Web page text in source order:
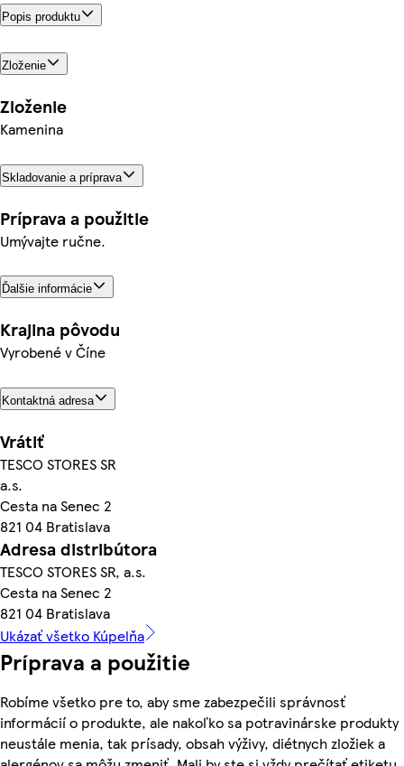
Popis produktu
Zloženie
Zloženie
Kamenina
Skladovanie a príprava
Príprava a použitie
Umývajte ručne.
Ďalšie informácie
Krajina pôvodu
Vyrobené v Číne
Kontaktná adresa
Vrátiť
TESCO STORES SR
a.s.
Cesta na Senec 2
821 04 Bratislava
Adresa distribútora
TESCO STORES SR, a.s.
Cesta na Senec 2
821 04 Bratislava
Ukázať všetko Kúpelňa
Príprava a použitie
Robíme všetko pre to, aby sme zabezpečili správnosť
informácií o produkte, ale nakoľko sa potravinárske produkty
neustále menia, tak prísady, obsah výživy, diétnych zložiek a